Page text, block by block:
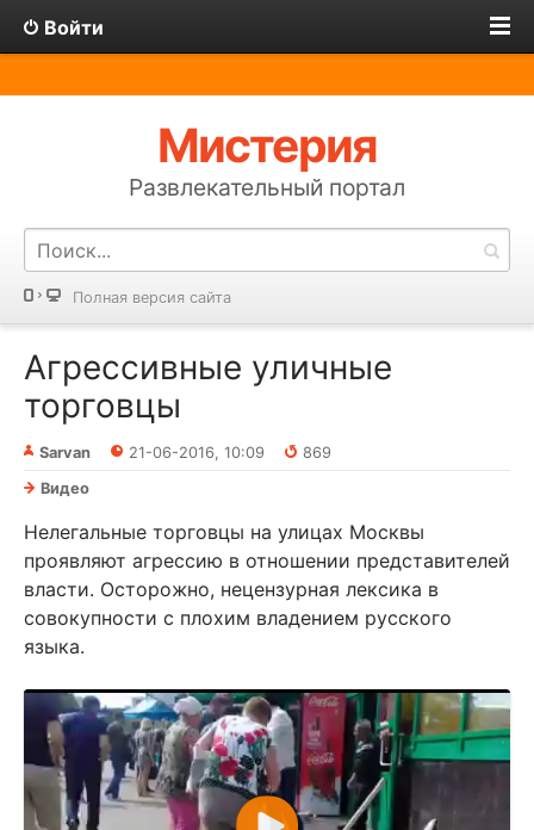
Войти
Мистерия
Развлекательный портал
Полная версия сайта
Агрессивные уличные
торговцы
Sarvan 21-06-2016, 10:09
869
Видео
Нелегальные торговцы на улицах Москвы
проявляют агрессию в отношении представителей
власти. Осторожно, нецензурная лексика в
совокупности с плохим владением русского
языка.